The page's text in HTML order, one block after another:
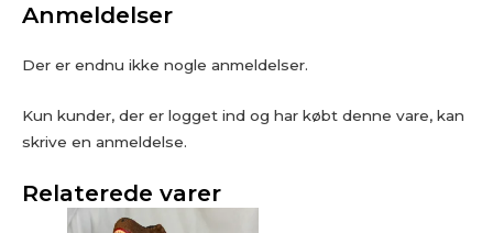
Anmeldelser
Der er endnu ikke nogle anmeldelser.
Kun kunder, der er logget ind og har købt denne vare, kan
skrive en anmeldelse.
Relaterede varer